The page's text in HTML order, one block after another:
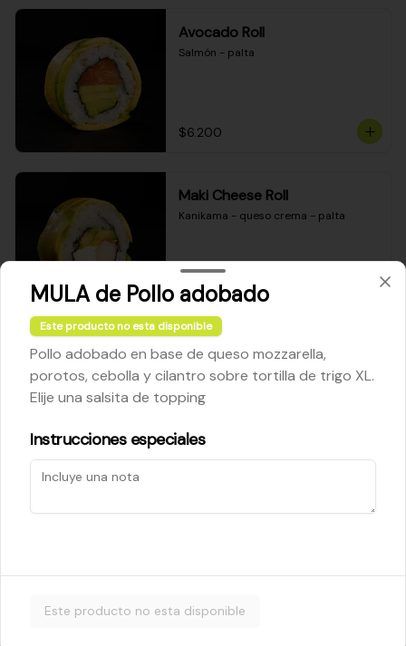
Avocado Roll
Salmón - palta
$6.200
Maki Cheese Roll
Kanikama - queso crema - palta
$5.200
Cheese Roll
Queso crema - palta - cebollín
$5.200
$5.800
MULA de Pollo adobado
Este producto no esta disponible
Pollo adobado en base de queso mozzarella,
porotos, cebolla y cilantro sobre tortilla de trigo XL.
Elije una salsita de topping
Instrucciones especiales
Este producto no esta disponible